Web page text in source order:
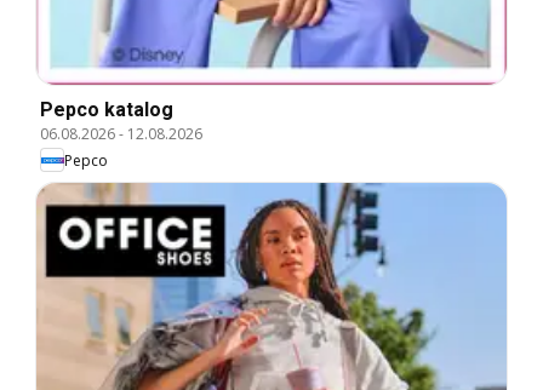
Pepco katalog
06.08.2026- 12.08.2026
Pepco